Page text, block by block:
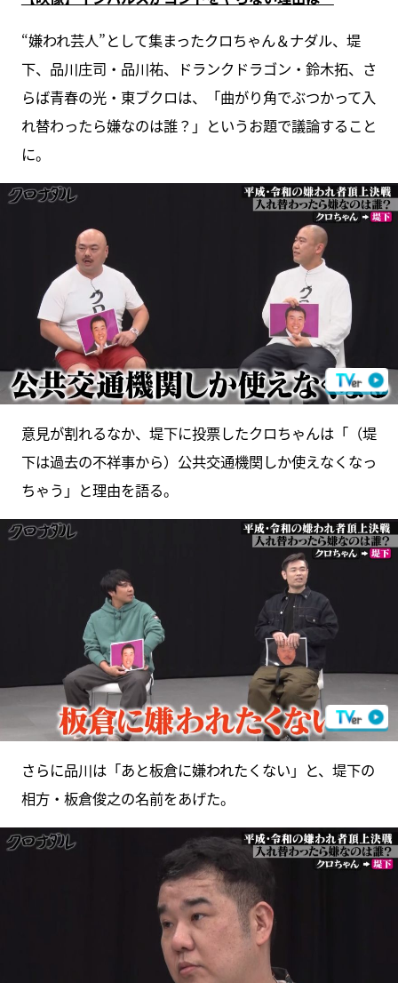
“嫌われ芸人”として集まったクロちゃん＆ナダル、堤
下、品川庄司・品川祐、ドランクドラゴン・鈴木拓、さ
らば青春の光・東ブクロは、「曲がり角でぶつかって入
れ替わったら嫌なのは誰？」というお題で議論すること
に。
意見が割れるなか、堤下に投票したクロちゃんは「（堤
下は過去の不祥事から）公共交通機関しか使えなくなっ
ちゃう」と理由を語る。
さらに品川は「あと板倉に嫌われたくない」と、堤下の
相方・板倉俊之の名前をあげた。